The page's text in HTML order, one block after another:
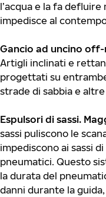
l’acqua e la fa
impedisce al
Gancio ad uncino
Artigli inclinati e
progettati su
strade di sabbia e
Espulsori di sassi.
sassi puliscono le
impediscono ai sassi
pneumatici. Questo
la durata del
danni durante la